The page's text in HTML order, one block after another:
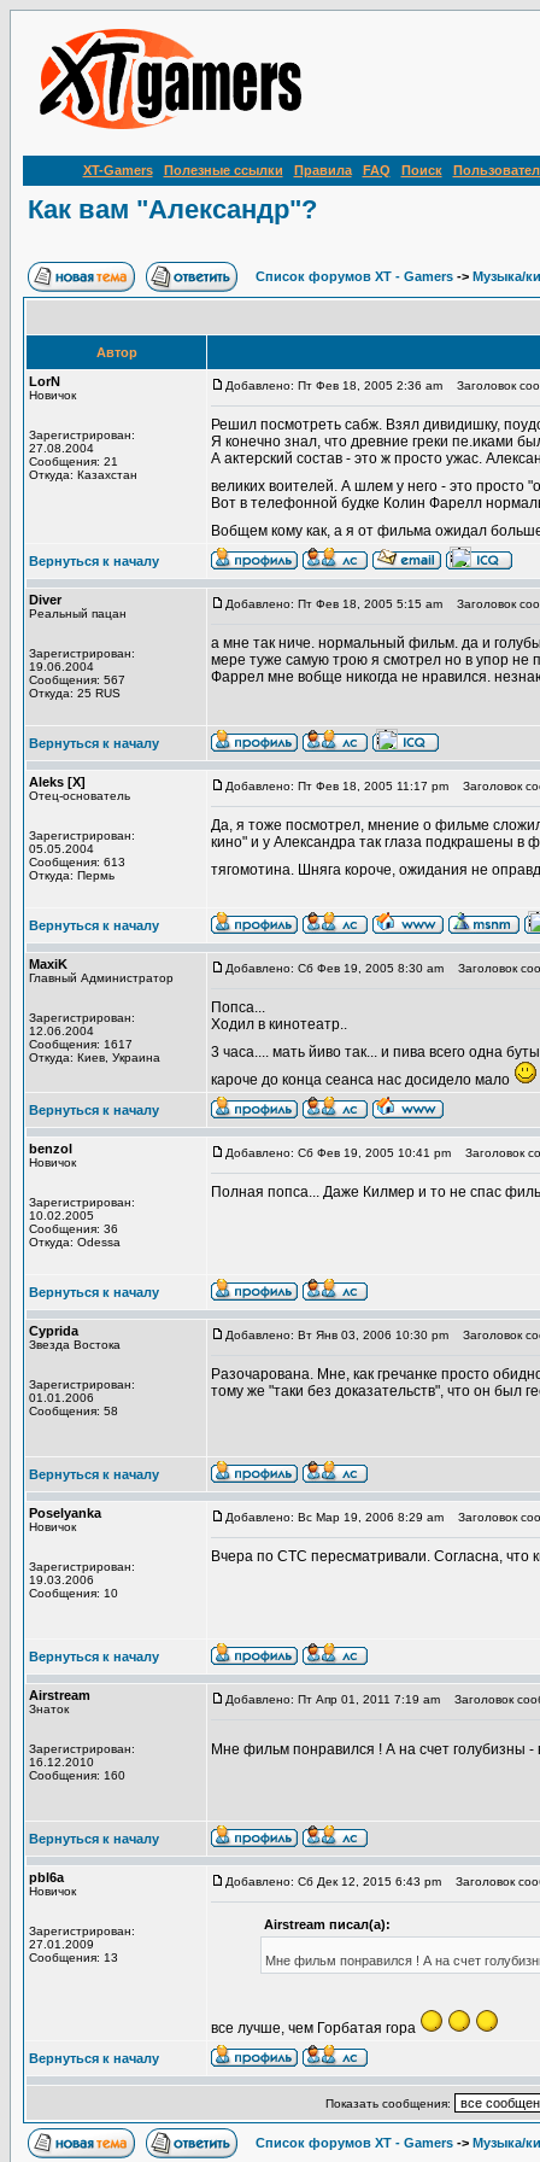
XT-Gamers Полезные ссылки Правила FAQ Поиск
Как вам "Александр"?
Список форумов XT - Gamers -> Музыка/
Автор
LorN
Новичок
Зарегистрирован:
27.08.2004
Сообщения: 21
Откуда: Казахстан
Добавлено: Пт Фев 18, 2005 2:36 am Заголовок
Решил посмотреть сабж. Взял дивидишку,
Я конечно знал, что древние греки пе.иками
А актерский состав - это ж просто ужас.
великих воителей. А шлем у него - это просто
Вот в телефонной будке Колин Фарелл
Вобщем кому как, а я от фильма ожидал
Вернуться к началу
Diver
Реальный пацан
Зарегистрирован:
19.06.2004
Сообщения: 567
Откуда: 25 RUS
Добавлено: Пт Фев 18, 2005 5:15 am Заголовок
а мне так ниче. нормальный фильм. да и
мере туже самую трою я смотрел но в упор не
Фаррел мне вобще никогда не нравился.
Вернуться к началу
Aleks [X]
Отец-основатель
Зарегистрирован:
05.05.2004
Сообщения: 613
Откуда: Пермь
Добавлено: Пт Фев 18, 2005 11:17 pm Заголовок
Да, я тоже посмотрел, мнение о фильме
кино" и у Александра так глаза подкрашены в
тягомотина. Шняга короче, ожидания не
Вернуться к началу
MaxiK
Главный Администратор
Зарегистрирован:
12.06.2004
Сообщения: 1617
Откуда: Киев, Украина
Добавлено: Сб Фев 19, 2005 8:30 am Заголовок
Попса...
Ходил в кинотеатр..
3 часа.... мать йиво так... и пива всего одна
кароче до конца сеанса нас досидело мало
Вернуться к началу
benzol
Новичок
Зарегистрирован:
10.02.2005
Сообщения: 36
Откуда: Odessa
Добавлено: Сб Фев 19, 2005 10:41 pm Заголовок
Полная попса... Даже Килмер и то не спас
Вернуться к началу
Cyprida
Звезда Востока
Зарегистрирован:
01.01.2006
Сообщения: 58
Добавлено: Вт Янв 03, 2006 10:30 pm Заголовок
Разочарована. Мне, как гречанке просто
тому же "таки без доказательств", что он был
Вернуться к началу
Poselyanka
Новичок
Зарегистрирован:
19.03.2006
Сообщения: 10
Добавлено: Вс Мар 19, 2006 8:29 am Заголовок
Вчера по СТС пересматривали. Согласна, что
Вернуться к началу
Airstream
Знаток
Зарегистрирован:
16.12.2010
Сообщения: 160
Добавлено: Пт Апр 01, 2011 7:19 am Заголовок
Мне фильм понравился ! А на счет голубизны
Вернуться к началу
pbl6a
Новичок
Зарегистрирован:
27.01.2009
Сообщения: 13
Добавлено: Сб Дек 12, 2015 6:43 pm Заголовок
Airstream писал(а):
Мне фильм понравился ! А на счет
все лучше, чем Горбатая гора
Вернуться к началу
Показать сообщения:
Список форумов XT - Gamers -> Музыка/